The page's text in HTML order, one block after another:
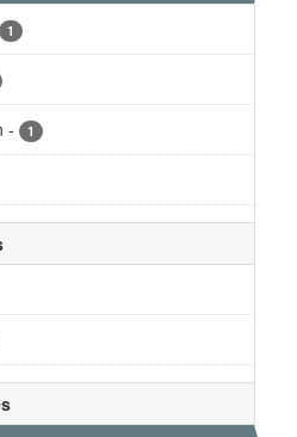
1
- 1